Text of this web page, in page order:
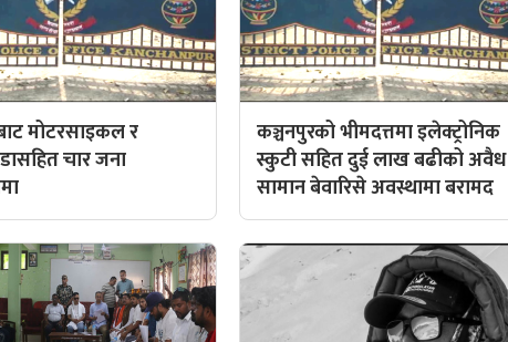
मोटरसाइकल र
चार जना
कञ्चनपुरको भीमदत्तमा इलेक्ट्रोनिक
स्कुटी सहित दुई लाख बढीको अवैध
सामान बेवारिसे अवस्थामा बरामद